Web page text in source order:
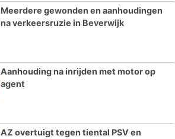
Meerdere gewonden en aanhoudingen
na verkeersruzie in Beverwijk
Aanhouding na inrijden met motor op
agent
AZ overtuigt tegen tiental PSV en